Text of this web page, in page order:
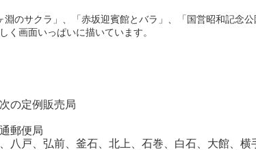
のサクラ」、「赤坂迎賓館とバラ」、「国営昭和記念公
く画面いっぱいに描いています。
の定例販売局
郵便局
八戸、弘前、釜石、北上、石巻、白石、大館、横